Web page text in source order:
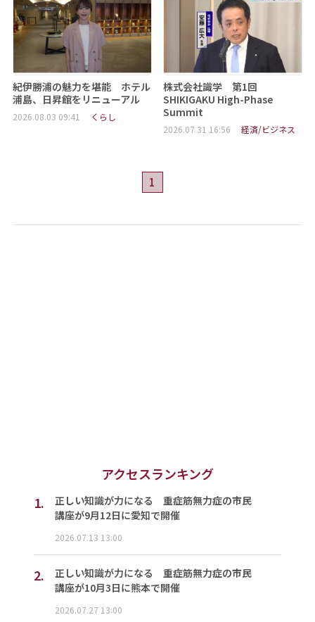
紀伊勝浦の魅力を堪能 ホテル
浦島、日昇館をリニューアル
2026.08.03 09:41 くらし
株式会社識学 第1回
SHIKIGAKU High-Phase
Summit
2026.07.31 16:56 経済/ビジネス
1
アクセスランキング
1.
正しい知識が力になる 重症筋無力症の市民
講座が9月12日に愛知で開催
2026.07.13 13:00
2.
正しい知識が力になる 重症筋無力症の市民
講座が10月3日に熊本で開催
2026.07.27 13:00